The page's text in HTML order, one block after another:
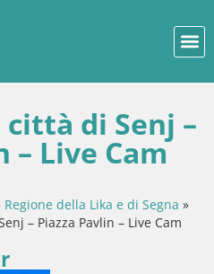
di Senj –
– Live Cam
Regione della Lika e di Segna »
– Piazza Pavlin – Live Cam